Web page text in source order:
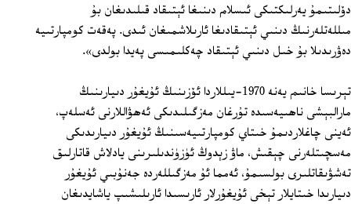
دۆلىتىمۇ يەرلىكتىكى ئىسلام دىنىغا ئېتىقاد قىلىدىغان بۇ
مىللەتلەرنىڭ دىنىي ئېتىقادىغا ئارىلاشمىغان ئىدى. پەقەت كومپارتىيە
دەۋرىدىلا بۇ خىل دىنىي ئېتىقاد چەكلىمىسى پەيدا بولدى».
تېرىسا خانىم يەنە 1970-يىللاردا ئۆزىنىڭ ئۇيغۇر دىيارىنىڭ
مارالبېشى ناھىيەسىدە تۇرغان مەزگىلىدىكى ئەھۋاللارنى ئەسلەپ،
ئەينى چاغلاردىمۇ خىتاي كومپارتىيەسىنىڭ ئۇيغۇر دىيارىدىكى
مەسچىتلەرنى چېقىش، ماۋ زېدوڭ ئۈزۈندىلىرىنى يادلاش قاتارلىق
تەشۋىقاتلىرى بولسىمۇ، ئەمما ئۇ مەزگىللەردە جەنۇبىي ئۇيغۇر
دىيارىدا خىتايلار تېخى ئۇيغۇرلار ئارىسىدا ئارىلىشىپ ياشايدىغان